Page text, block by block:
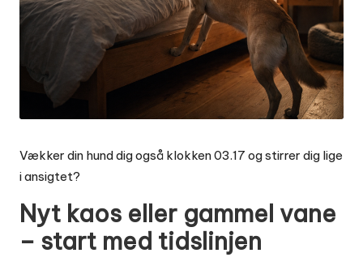
Vækker din hund dig også klokken 03.17 og stirrer dig lige
i ansigtet?
Nyt kaos eller gammel vane
– start med tidslinjen